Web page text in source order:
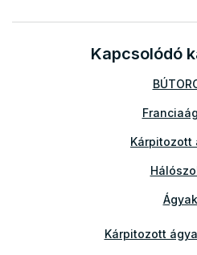
Kapcsolódó
Kárpitozott
Ágyak
Kárpitozott